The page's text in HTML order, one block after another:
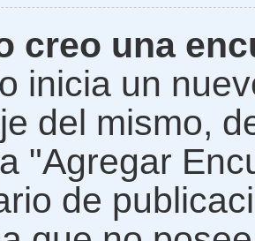
creo una
inicia un
del mismo,
"Agregar
de